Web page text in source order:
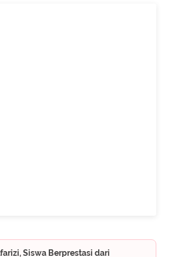
Siswa Berprestasi dari